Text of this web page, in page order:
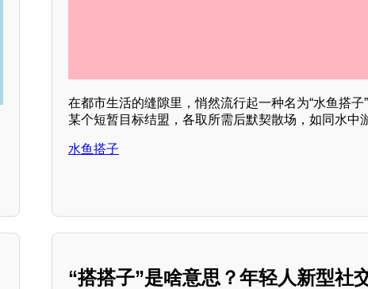
在都市生活的缝隙里，悄然流行起一种名为“水鱼搭
某个短暂目标结盟，各取所需后默契散场，如同水中
水鱼搭子
“搭搭子”是啥意思？年轻人新型社